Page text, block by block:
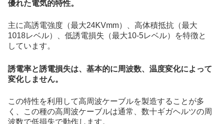
優れた電気的特性。
主に高誘電強度（最大24KVmm）、高体積抵抗（最大
1018レベル）、低誘電損失（最大10-5レベル）を特徴と
しています。
誘電率と誘電損失は、基本的に周波数、温度変化によって
変化しません。
この特性を利用して高周波ケーブルを製造することが多
く、この種の高周波ケーブルは通常、数十ギガヘルツの周
波数で低損失で動作します。